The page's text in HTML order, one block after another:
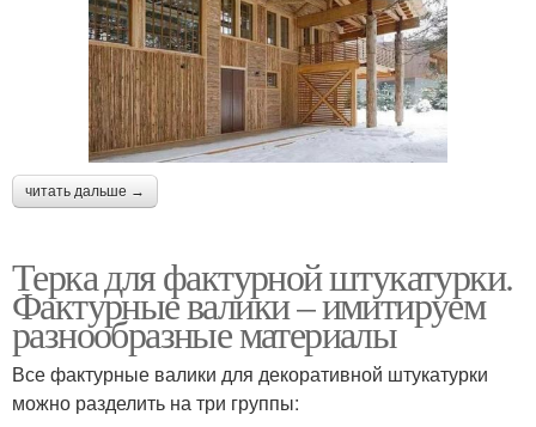
читать дальше →
Терка для фактурной штукатурки.
Фактурные валики – имитируем
разнообразные материалы
Все фактурные валики для декоративной штукатурки
можно разделить на три группы: